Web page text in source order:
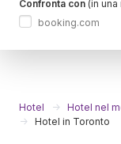
Confronta con (in
booking.com
Hotel Hotel nel
Hotel in Toronto